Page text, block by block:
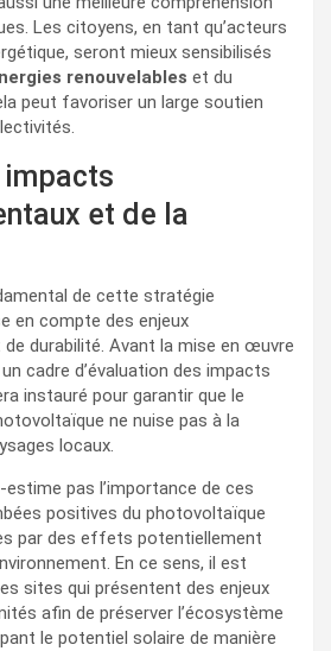
Les citoyens, en tant qu’acteurs
seront mieux sensibilisés
renouvelables et du
peut favoriser un large soutien
impacts
et de la
de cette stratégie
en compte des enjeux
durabilité. Avant la mise en œuvre
cadre d’évaluation des impacts
instauré pour garantir que le
ne nuise pas à la
locaux.
pas l’importance de ces
positives du photovoltaïque
par des effets potentiellement
En ce sens, il est
sites qui présentent des enjeux
afin de préserver l’écosystème
le potentiel solaire de manière